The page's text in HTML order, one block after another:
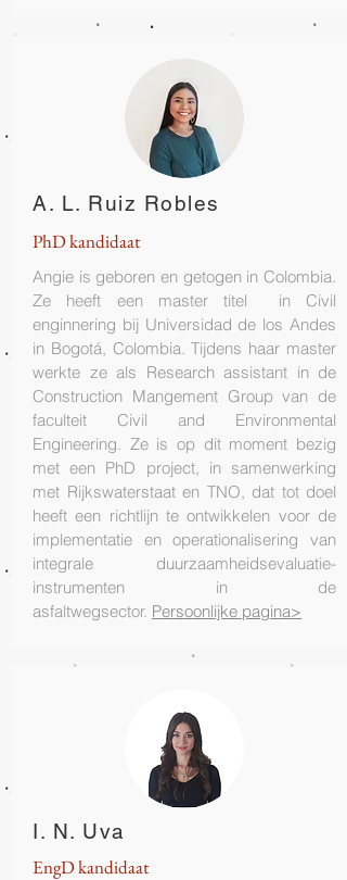
A. L. Ruiz Robles
PhD kandidaat
Angie is geboren en getogen in Colombia.
Ze heeft een master titel in Civil
enginnering bij Universidad de los Andes
in Bogotá, Colombia. Tijdens haar master
werkte ze als Research assistant in de
Construction Mangement Group van de
faculteit Civil and Environmental
Engineering. Ze is op dit moment bezig
met een PhD project, in samenwerking
met Rijkswaterstaat en TNO, dat tot doel
heeft een richtlijn te ontwikkelen voor de
implementatie en operationalisering van
integrale duurzaamheidsevaluatie-
instrumenten in de
asfaltwegsector. Persoonlijke pagina>
I. N. Uva
EngD kandidaat